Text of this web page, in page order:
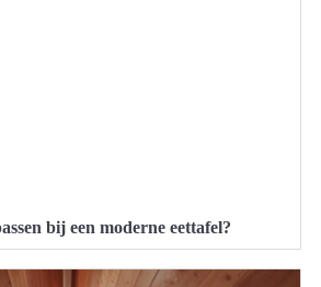
bij een moderne eettafel?